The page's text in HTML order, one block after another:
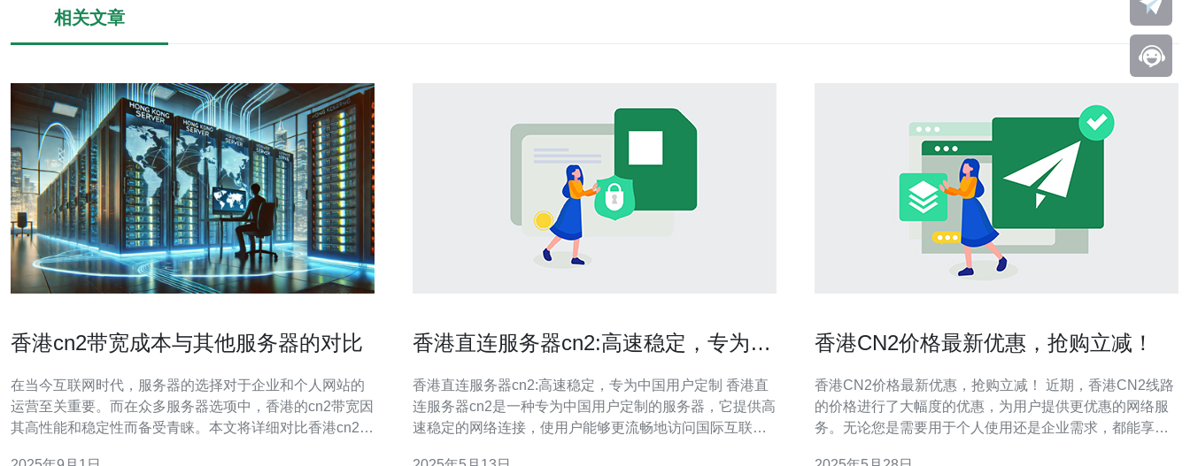
相关文章
香港cn2带宽成本与其他服务器的对比
在当今互联网时代，服务器的选择对于企业和个人网站的
运营至关重要。而在众多服务器选项中，香港的cn2带宽因
其高性能和稳定性而备受青睐。本文将详细对比香港cn2带
香港直连服务器cn2:高速稳定，专为中
香港直连服务器cn2:高速稳定，专为中国用户定制 香港直
连服务器cn2是一种专为中国用户定制的服务器，它提供高
速稳定的网络连接，使用户能够更流畅地访问国际互联网
香港CN2价格最新优惠，抢购立减！
香港CN2价格最新优惠，抢购立减！ 近期，香港CN2线路
的价格进行了大幅度的优惠，为用户提供更优惠的网络服
务。无论您是需要用于个人使用还是企业需求，都能享受